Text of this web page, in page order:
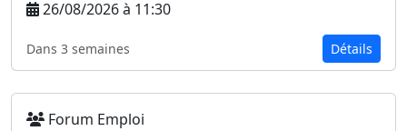
26/08/2026 à 11:30
Dans 3 semaines Détails
Forum Emploi